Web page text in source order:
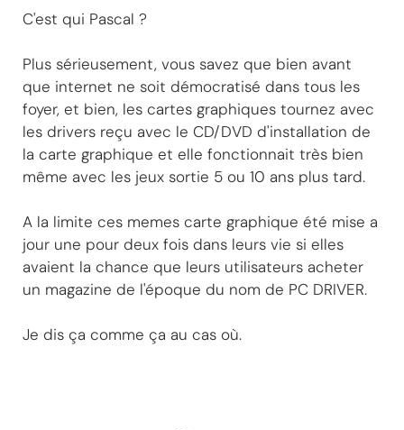
C'est qui Pascal ?
Plus sérieusement, vous savez que bien avant
que internet ne soit démocratisé dans tous les
foyer, et bien, les cartes graphiques tournez avec
les drivers reçu avec le CD/DVD d'installation de
la carte graphique et elle fonctionnait très bien
même avec les jeux sortie 5 ou 10 ans plus tard.
A la limite ces memes carte graphique été mise a
jour une pour deux fois dans leurs vie si elles
avaient la chance que leurs utilisateurs acheter
un magazine de l'époque du nom de PC DRIVER.
Je dis ça comme ça au cas où.